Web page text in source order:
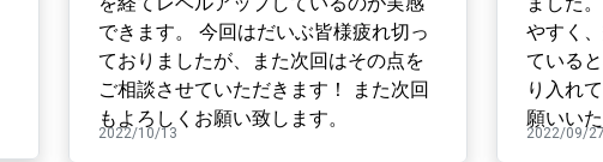
できます。 今回はだいぶ皆様疲れ切っ
ておりましたが、また次回はその点を
ご相談させていただきます！ また次回
もよろしくお願い致します。
2022/10/13
やすく
ている
り入れ
願いいた
2022/09/27